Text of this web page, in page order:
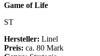
Game of Life
ST
Hersteller: Linel
Preis: ca. 80 Mark